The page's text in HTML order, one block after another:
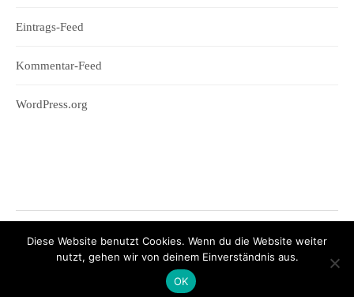
Eintrags-Feed
Kommentar-Feed
WordPress.org
© 2026Wifesharing
Theme:
Diese Website benutzt Cookies. Wenn du die Website weiter
nutzt, gehen wir von deinem Einverständnis aus.
OK